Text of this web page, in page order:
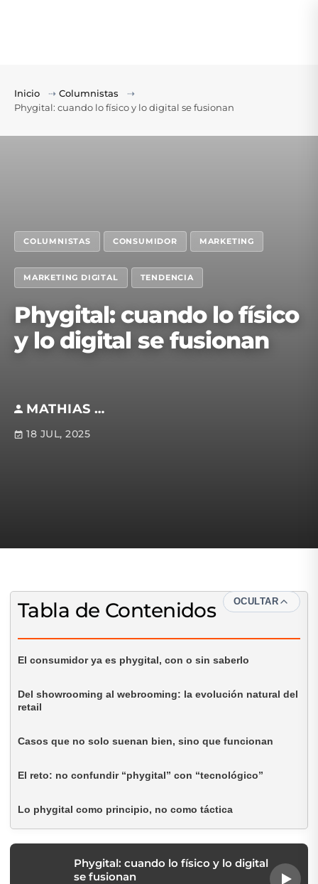
Inicio ⇢ Columnistas
⇢
Phygital: cuando lo físico y lo digital se fusionan
COLUMNISTAS CONSUMIDOR MARKETING
MARKETING DIGITAL TENDENCIA
Phygital: cuando lo físico
y lo digital se fusionan
MATHIAS PÉREZ
18 JUL, 2025
Tabla de Contenidos OCULTAR
El consumidor ya es phygital, con o sin saberlo
Del showrooming al webrooming: la evolución natural del
retail
Casos que no solo suenan bien, sino que funcionan
El reto: no confundir “phygital” con “tecnológico”
Lo phygital como principio, no como táctica
Phygital: cuando lo físico y lo digital
se fusionan